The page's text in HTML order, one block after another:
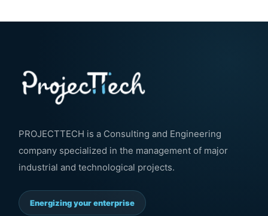
PROJECTTECH is a Consulting and Engineering
company specialized in the management of major
industrial and technological projects.
Energizing your enterprise